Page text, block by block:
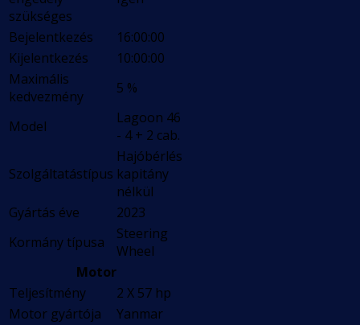
szükséges
Bejelentkezés
16:00:00
Kijelentkezés
10:00:00
Maximális
kedvezmény
5 %
Model
Lagoon 46
- 4 + 2 cab.
Szolgáltatástípus
Hajóbérlés
kapitány
nélkül
Gyártás éve
2023
Kormány típusa
Steering
Wheel
Motor
Teljesítmény
2 X 57 hp
Motor gyártója
Yanmar